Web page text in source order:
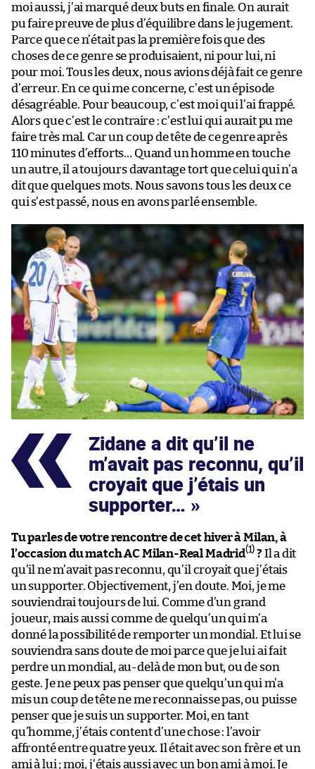
moi aussi, j’ai marqué deux buts en finale. On aurait
pu faire preuve de plus d’équilibre dans le jugement.
Parce que ce n’était pas la première fois que des
choses de ce genre se produisaient, ni pour lui, ni
pour moi. Tous les deux, nous avions déjà fait ce genre
d’erreur. En ce qui me concerne, c’est un épisode
désagréable. Pour beaucoup, c’est moi qui l’ai frappé.
Alors que c’est le contraire : c’est lui qui aurait pu me
faire très mal. Car un coup de tête de ce genre après
110 minutes d’efforts… Quand un homme en touche
un autre, il a toujours davantage tort que celui qui n’a
dit que quelques mots. Nous savons tous les deux ce
qui s’est passé, nous en avons parlé ensemble.
Zidane a dit qu’il ne
m’avait pas reconnu, qu’il
croyait que j’étais un
supporter…
Tu parles de votre rencontre de cet hiver à Milan, à
l’occasion du match AC Milan-Real Madrid(1) ? Il a dit
qu’il ne m’avait pas reconnu, qu’il croyait que j’étais
un supporter. Objectivement, j’en doute. Moi, je me
souviendrai toujours de lui. Comme d’un grand
joueur, mais aussi comme de quelqu’un qui m’a
donné la possibilité de remporter un mondial. Et lui se
souviendra sans doute de moi parce que je lui ai fait
perdre un mondial, au-delà de mon but, ou de son
geste. Je ne peux pas penser que quelqu’un qui m’a
mis un coup de tête ne me reconnaisse pas, ou puisse
penser que je suis un supporter. Moi, en tant
qu’homme, j’étais content d’une chose : l’avoir
affronté entre quatre yeux. Il était avec son frère et un
ami à lui ; moi, j’étais aussi avec un bon ami à moi. Je